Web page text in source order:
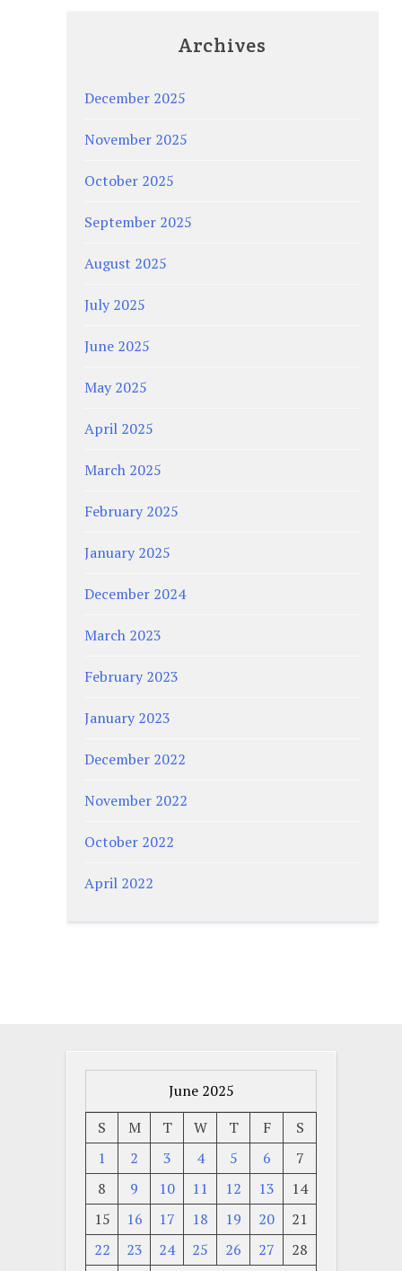
Archives
December 2025
November 2025
October 2025
September 2025
August 2025
July 2025
June 2025
May 2025
April 2025
March 2025
February 2025
January 2025
December 2024
March 2023
February 2023
January 2023
December 2022
November 2022
October 2022
April 2022
June 2025
S
M T W T F
S
1
2 3 4 5 6
7
8
9 10 11 12 13
14
15
16 17 18 19 20
21
22
23 24 25 26 27
28